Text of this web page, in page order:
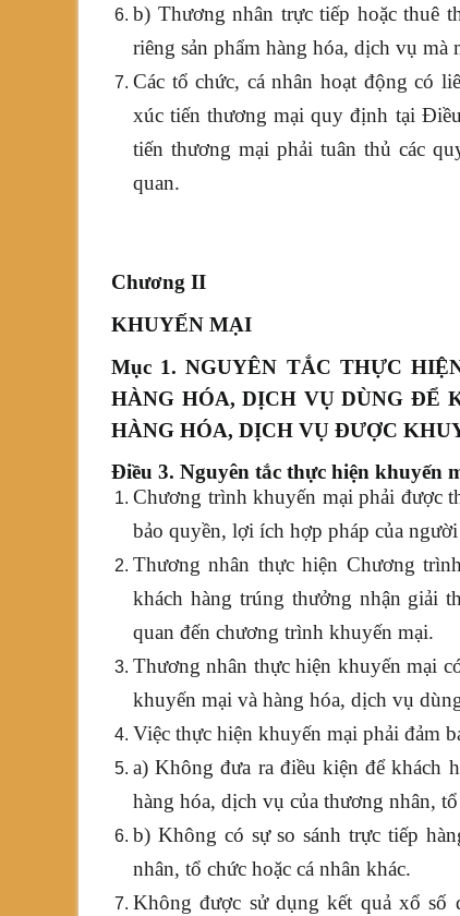
b) Thương nhân trực tiếp hoặc thuê
riêng sản phẩm hàng hóa, dịch vụ mà
Các tổ chức, cá nhân hoạt động có
xúc tiến thương mại quy định tại
tiến thương mại phải tuân thủ các
quan.
Chương II
KHUYẾN MẠI
Mục 1. NGUYÊN TẮC THỰC
HÀNG HÓA, DỊCH VỤ DÙNG
HÀNG HÓA, DỊCH VỤ ĐƯỢC
Điều 3. Nguyên tắc thực hiện khuyến
Chương trình khuyến mại phải được
bảo quyền, lợi ích hợp pháp của
Thương nhân thực hiện Chương
khách hàng trúng thưởng nhận giải
quan đến chương trình khuyến mại.
Thương nhân thực hiện khuyến mại
khuyến mại và hàng hóa, dịch vụ
Việc thực hiện khuyến mại phải đảm
a) Không đưa ra điều kiện để khách
hàng hóa, dịch vụ của thương nhân,
b) Không có sự so sánh trực tiếp
nhân, tổ chức hoặc cá nhân khác.
Không được sử dụng kết quả xổ số